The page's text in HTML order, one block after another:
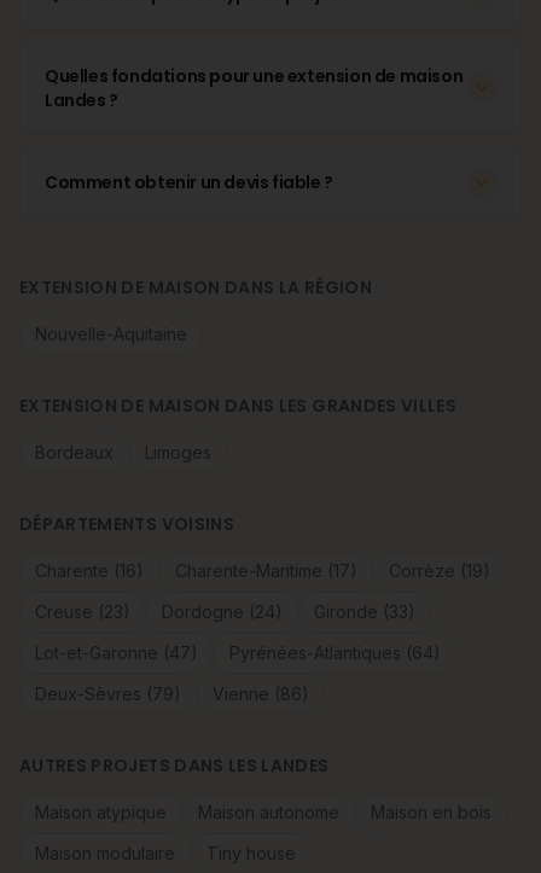
Quelles fondations pour une extension de maison
Landes ?
Comment obtenir un devis fiable ?
EXTENSION DE MAISON DANS LA RÉGION
Nouvelle-Aquitaine
EXTENSION DE MAISON DANS LES GRANDES VILLES
Bordeaux Limoges
DÉPARTEMENTS VOISINS
Charente (16) Charente-Maritime (17)
Corrèze (19)
Creuse (23)
Dordogne (24)
Gironde (33)
Lot-et-Garonne (47)
Pyrénées-Atlantiques (64)
Deux-Sèvres (79)
Vienne (86)
AUTRES PROJETS DANS LES LANDES
Maison atypique Maison autonome
Maison en bois
Maison modulaire
Tiny house